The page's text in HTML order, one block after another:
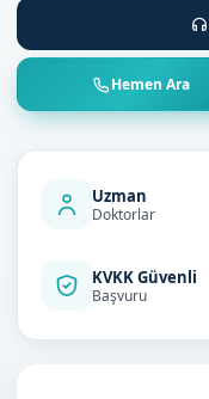
Hemen Ara
Uzman
Doktorlar
KVKK Güvenli
Başvuru